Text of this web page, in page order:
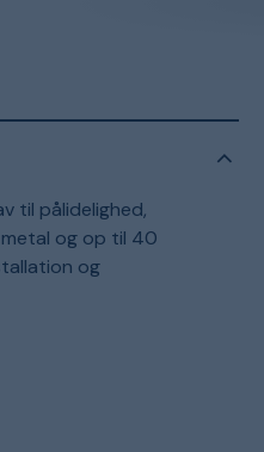
til pålidelighed,
og op til 40
og